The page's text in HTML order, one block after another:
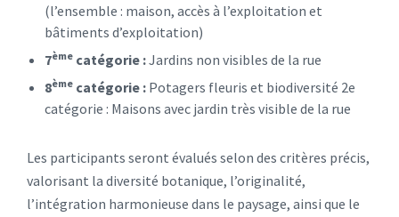
(l’ensemble : maison, accès à l’exploitation et
bâtiments d’exploitation)
7ème catégorie :Jardins non visibles de la rue
8ème catégorie : Potagers fleuris et biodiversité 2e
catégorie : Maisons avec jardin très visible de la rue
Les participants seront évalués selon des critères précis,
valorisant la diversité botanique, l’originalité,
l’intégration harmonieuse dans le paysage, ainsi que le